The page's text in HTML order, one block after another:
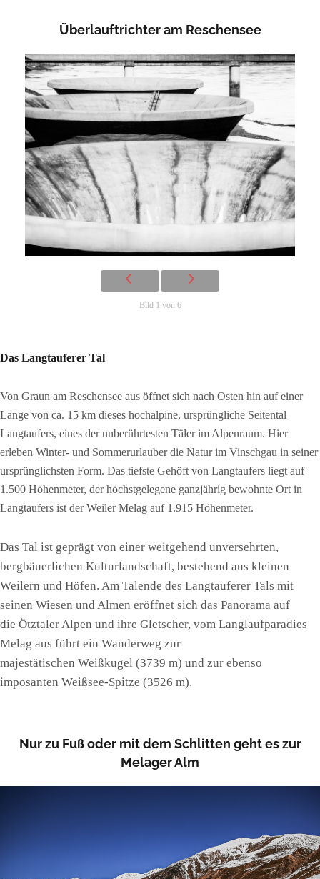
Überlauftrichter am Reschensee
Bild 1 von 6
Das Langtauferer Tal
Von Graun am Reschensee aus öffnet sich nach Osten hin auf einer
Lange von ca. 15 km dieses hochalpine, ursprüngliche Seitental
Langtaufers, eines der unberührtesten Täler im Alpenraum. Hier
erleben Winter- und Sommerurlauber die Natur im Vinschgau in seiner
ursprünglichsten Form. Das tiefste Gehöft von Langtaufers liegt auf
1.500 Höhenmeter, der höchstgelegene ganzjährig bewohnte Ort in
Langtaufers ist der Weiler Melag auf 1.915 Höhenmeter.
Das Tal ist geprägt von einer weitgehend unversehrten,
bergbäuerlichen Kulturlandschaft, bestehend aus kleinen
Weilern und Höfen. Am Talende des Langtauferer Tals mit
seinen Wiesen und Almen eröffnet sich das Panorama auf
die Ötztaler Alpen und ihre Gletscher, vom Langlaufparadies
Melag aus führt ein Wanderweg zur
majestätischen Weißkugel (3739 m) und zur ebenso
imposanten Weißsee-Spitze (3526 m).
Nur zu Fuß oder mit dem Schlitten geht es zur
Melager Alm